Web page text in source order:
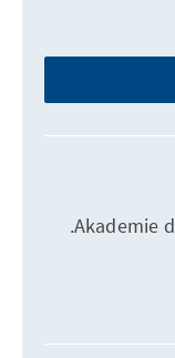
Akademie